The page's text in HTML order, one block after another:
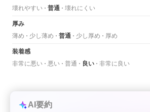
壊れやすい
普通 壊れにくい
厚み
薄め
少し薄め 普通 少し厚め 厚め
装着感
非常に悪い
悪い 普通 良い 非常に良い
AI要約